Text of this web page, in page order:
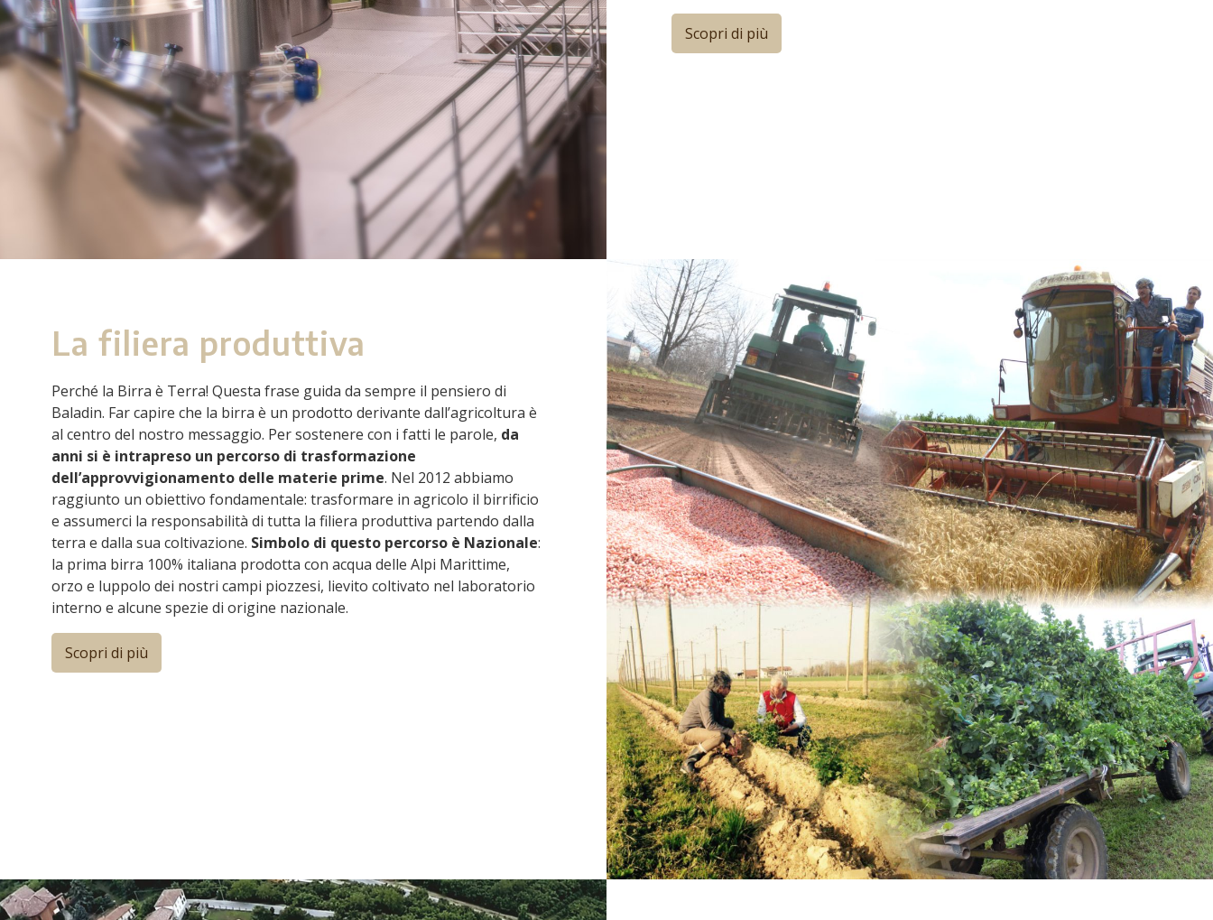
Scopri di più
La filiera produttiva
Perché la Birra è Terra! Questa frase guida da sempre il pensiero di
Baladin. Far capire che la birra è un prodotto derivante dall’agricoltura è
al centro del nostro messaggio. Per sostenere con i fatti le parole, da
anni si è intrapreso un percorso di trasformazione
dell’approvvigionamento delle materie prime. Nel 2012 abbiamo
raggiunto un obiettivo fondamentale: trasformare in agricolo il birrificio
e assumerci la responsabilità di tutta la filiera produttiva partendo dalla
terra e dalla sua coltivazione. Simbolo di questo percorso è Nazionale:
la prima birra 100% italiana prodotta con acqua delle Alpi Marittime,
orzo e luppolo dei nostri campi piozzesi, lievito coltivato nel laboratorio
interno e alcune spezie di origine nazionale.
Scopri di più